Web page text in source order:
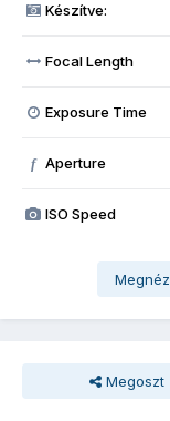
Készítve:
Focal Length
Exposure Time
f Aperture
ISO Speed
Megoszt